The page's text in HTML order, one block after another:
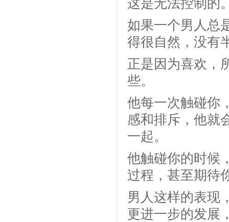
这是无法控制的
如果一个男人总
得很自然，没有
正是因为喜欢，
些。
他每一次触碰你
感和排斥，他就
一起。
他触碰你的时候
过程，甚至期待
男人这样的表现
更进一步的发展